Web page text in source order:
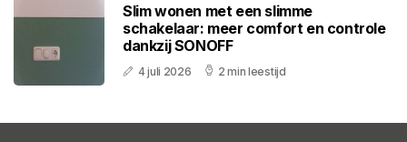
Slim wonen met een slimme
schakelaar: meer comfort en controle
dankzij SONOFF
4 juli 2026 2 min leestijd